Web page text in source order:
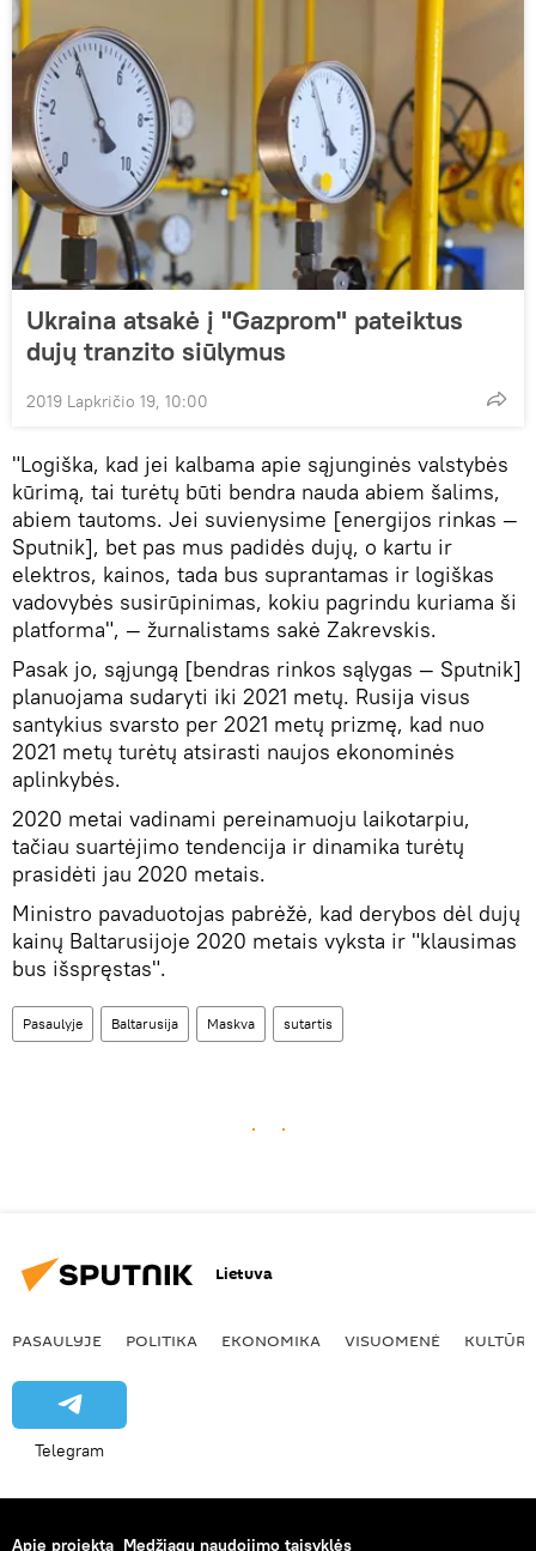
Ukraina atsakė į "Gazprom" pateiktus
dujų tranzito siūlymus
2019 Lapkričio 19, 10:00
"Logiška, kad jei kalbama apie sąjunginės valstybės
kūrimą, tai turėtų būti bendra nauda abiem šalims,
abiem tautoms. Jei suvienysime [energijos rinkas —
Sputnik], bet pas mus padidės dujų, o kartu ir
elektros, kainos, tada bus suprantamas ir logiškas
vadovybės susirūpinimas, kokiu pagrindu kuriama ši
platforma", — žurnalistams sakė Zakrevskis.
Pasak jo, sąjungą [bendras rinkos sąlygas — Sputnik]
planuojama sudaryti iki 2021 metų. Rusija visus
santykius svarsto per 2021 metų prizmę, kad nuo
2021 metų turėtų atsirasti naujos ekonominės
aplinkybės.
2020 metai vadinami pereinamuoju laikotarpiu,
tačiau suartėjimo tendencija ir dinamika turėtų
prasidėti jau 2020 metais.
Ministro pavaduotojas pabrėžė, kad derybos dėl dujų
kainų Baltarusijoje 2020 metais vyksta ir "klausimas
bus išspręstas".
Pasaulyje Baltarusija Maskva sutartis
Lietuva
PASAULYJE POLITIKA EKONOMIKA VISUOMENĖ KULTŪRA
Telegram
Apie projektą Medžiagų naudojimo taisyklės